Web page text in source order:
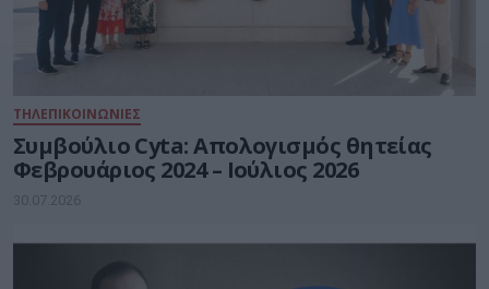
ΤΗΛΕΠΙΚΟΙΝΩΝΙΕΣ
Συμβούλιο Cyta: Απολογισμός θητείας
Φεβρουάριος 2024 – Ιούλιος 2026
30.07.2026